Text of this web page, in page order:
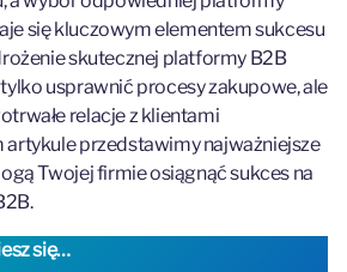
się kluczowym elementem sukcesu
skutecznej platformy B2B
usprawnić procesy zakupowe, ale
relacje z klientami
artykule przedstawimy najważniejsze
Twojej firmie osiągnąć sukces na
się…